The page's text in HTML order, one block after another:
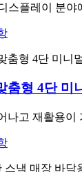
스플레이 분
춤형 4단 미
나고 재활용이